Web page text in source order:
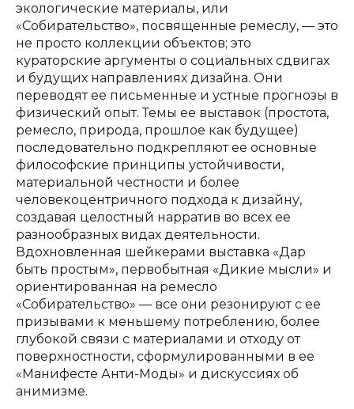
экологические материалы, или
«Собирательство», посвященные ремеслу, — это
не просто коллекции объектов; это
кураторские аргументы о социальных сдвигах
и будущих направлениях дизайна. Они
переводят ее письменные и устные прогнозы в
физический опыт. Темы ее выставок (простота,
ремесло, природа, прошлое как будущее)
последовательно подкрепляют ее основные
философские принципы устойчивости,
материальной честности и более
человекоцентричного подхода к дизайну,
создавая целостный нарратив во всех ее
разнообразных видах деятельности.
Вдохновленная шейкерами выставка «Дар
быть простым», первобытная «Дикие мысли» и
ориентированная на ремесло
«Собирательство» — все они резонируют с ее
призывами к меньшему потреблению, более
глубокой связи с материалами и отходу от
поверхностности, сформулированными в ее
«Манифесте Анти-Моды» и дискуссиях об
анимизме.